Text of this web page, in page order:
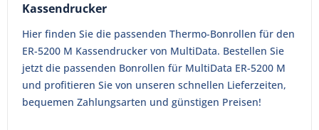
Kassendrucker
Hier finden Sie die passenden Thermo-Bonrollen für den
ER-5200 M Kassendrucker von MultiData. Bestellen Sie
jetzt die passenden Bonrollen für MultiData ER-5200 M
und profitieren Sie von unseren schnellen Lieferzeiten,
bequemen Zahlungsarten und günstigen Preisen!